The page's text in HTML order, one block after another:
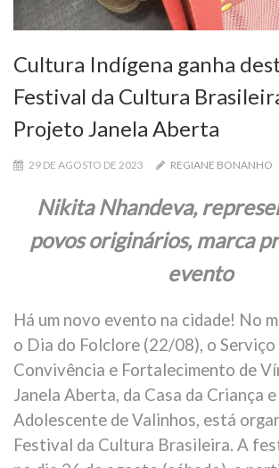
Cultura Indígena ganha
Festival da Cultura
Projeto Janela Aberta
29 DE AGOSTO DE 2023 REGIANE BONANHO
Nikita Nhandeva,
povos originários, marca
evento
Há um novo evento na cidade! No
o Dia do Folclore (22/08), o Serviço
Convivência e Fortalecimento de
Janela Aberta, da Casa da Criança
Adolescente de Valinhos, está
Festival da Cultura Brasileira. A